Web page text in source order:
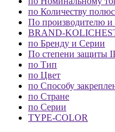
по Количеству
По производителю и
BRAND-
по Бренду и Серии
По степени защиты
по Тип
по Цвет
по Способу
по Стране
по Серии
TYPE-COLOR